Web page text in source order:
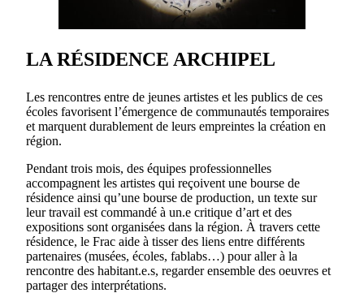
LA RÉSIDENCE ARCHIPEL
Les rencontres entre de jeunes artistes et les publics de ces
écoles favorisent l’émergence de communautés temporaires
et marquent durablement de leurs empreintes la création en
région.
Pendant trois mois, des équipes professionnelles
accompagnent les artistes qui reçoivent une bourse de
résidence ainsi qu’une bourse de production, un texte sur
leur travail est commandé à un.e critique d’art et des
expositions sont organisées dans la région. À travers cette
résidence, le Frac aide à tisser des liens entre différents
partenaires (musées, écoles, fablabs…) pour aller à la
rencontre des habitant.e.s, regarder ensemble des oeuvres et
partager des interprétations.